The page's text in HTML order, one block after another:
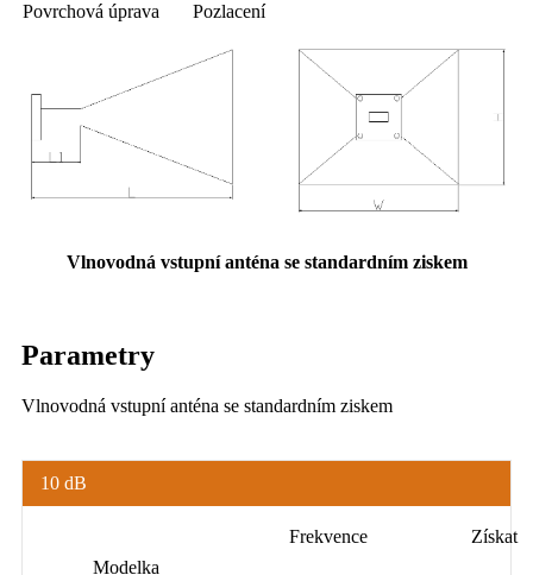
Povrchová úprava
Pozlacení
Vlnovodná vstupní anténa se standardním ziskem
Parametry
Vlnovodná vstupní anténa se standardním ziskem
10 dB
Modelka
Frekvence Získat